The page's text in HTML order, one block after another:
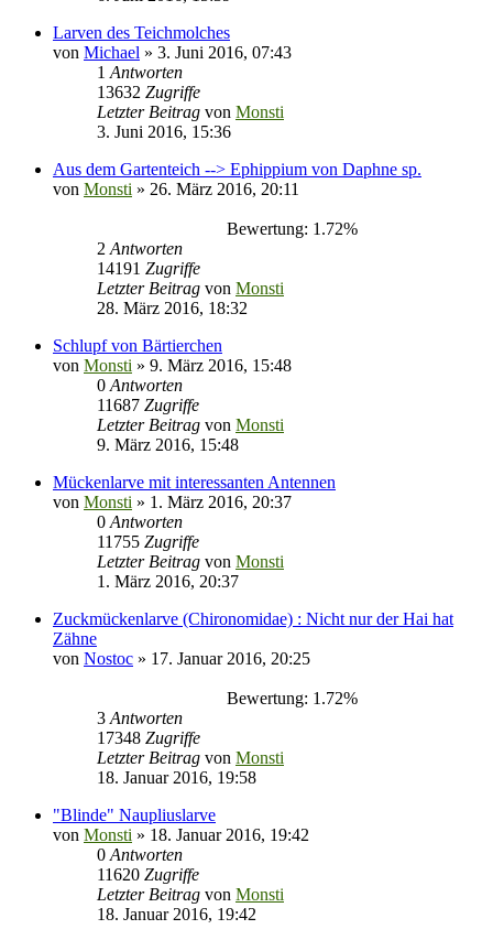
Larven des Teichmolches
von Michael » 3. Juni 2016, 07:43
1 Antworten
13632 Zugriffe
Letzter Beitrag von Monsti
3. Juni 2016, 15:36
Aus dem Gartenteich --> Ephippium von Daphne sp.
von Monsti » 26. März 2016, 20:11
Bewertung: 1.72%
2 Antworten
14191 Zugriffe
Letzter Beitrag von Monsti
28. März 2016, 18:32
Schlupf von Bärtierchen
von Monsti » 9. März 2016, 15:48
0 Antworten
11687 Zugriffe
Letzter Beitrag von Monsti
9. März 2016, 15:48
Mückenlarve mit interessanten Antennen
von Monsti » 1. März 2016, 20:37
0 Antworten
11755 Zugriffe
Letzter Beitrag von Monsti
1. März 2016, 20:37
Zuckmückenlarve (Chironomidae) : Nicht nur der Hai hat
Zähne
von Nostoc » 17. Januar 2016, 20:25
Bewertung: 1.72%
3 Antworten
17348 Zugriffe
Letzter Beitrag von Monsti
18. Januar 2016, 19:58
"Blinde" Naupliuslarve
von Monsti » 18. Januar 2016, 19:42
0 Antworten
11620 Zugriffe
Letzter Beitrag von Monsti
18. Januar 2016, 19:42